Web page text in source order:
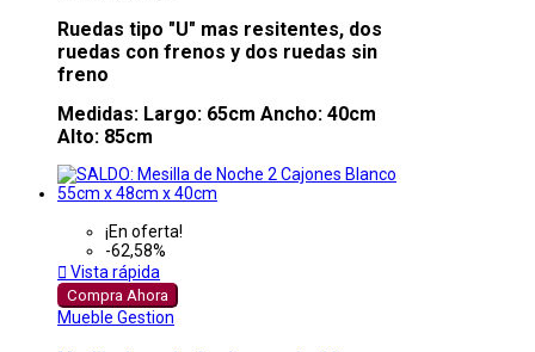
Ruedas tipo "U" mas resitentes, dos
ruedas con frenos y dos ruedas sin
freno
Medidas: Largo: 65cm Ancho: 40cm
Alto: 85cm
¡En oferta!
-62,58%
 Vista rápida
Compra Ahora
Mueble Gestion